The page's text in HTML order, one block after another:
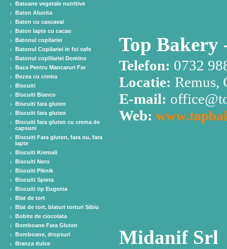
Batoane vegetale nutritive
Baton Alunita
Baton cu cascaval
Baton lapte cu cacao
Batonul copilariei
Batonul Copilariei in foi vafe
Batonul coplilariei Domino
Baza Pentru Mancaruri Far
Bezea cu crema
Biscuiti
Biscuiti Bianco
Biscuiti fara gluten
Biscuiti fara gluten
Biscuiti fara gluten cu crema de
capsuni
Biscuiti Fara gluten, fara ou, fara
lapte
Biscuiti Kremali
Biscuiti Nero
Biscuiti Piknik
Biscuiti Spieta
Biscuiti tip Eugenia
Blat de tort
Blat de tort, blaturi torturi Sibiu
Bobite de ciocolata
Bomboane Fara Gluten
Bomboane, dropsuri
Branza dulce
Top Bakery
Telefon: 0732
Locatie: Remus,
E-mail:
Web:
Midanif Srl